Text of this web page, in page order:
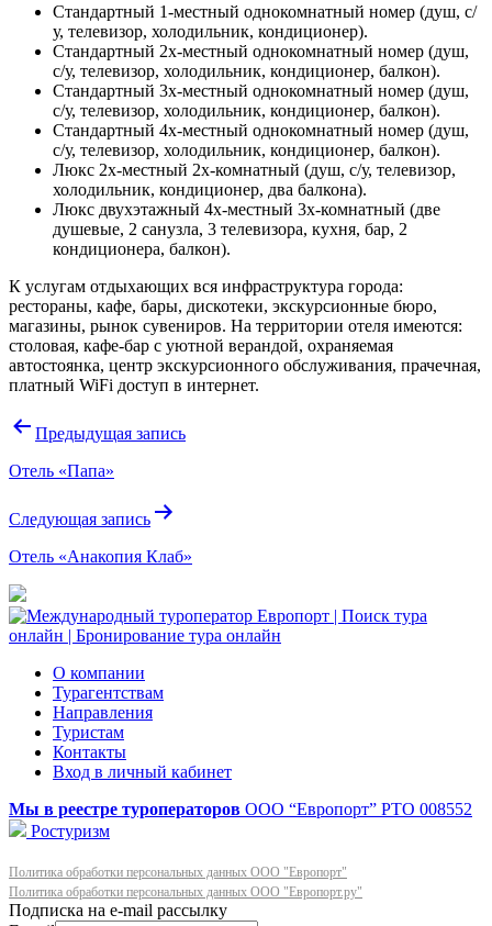
Стандартный 1-местный однокомнатный номер (душ, с/
у, телевизор, холодильник, кондиционер).
Стандартный 2х-местный однокомнатный номер (душ,
с/у, телевизор, холодильник, кондиционер, балкон).
Стандартный 3х-местный однокомнатный номер (душ,
с/у, телевизор, холодильник, кондиционер, балкон).
Стандартный 4х-местный однокомнатный номер (душ,
с/у, телевизор, холодильник, кондиционер, балкон).
Люкс 2х-местный 2х-комнатный (душ, с/у, телевизор,
холодильник, кондиционер, два балкона).
Люкс двухэтажный 4х-местный 3х-комнатный (две
душевые, 2 санузла, 3 телевизора, кухня, бар, 2
кондиционера, балкон).
К услугам отдыхающих вся инфраструктура города:
рестораны, кафе, бары, дискотеки, экскурсионные бюро,
магазины, рынок сувениров. На территории отеля имеются:
столовая, кафе-бар с уютной верандой, охраняемая
автостоянка, центр экскурсионного обслуживания, прачечная,
платный WiFi доступ в интернет.
Навигация
записям
Предыдущая запись
Отель «Папа»
Следующая запись
Отель «Анакопия Клаб»
О компании
Турагентствам
Направления
Туристам
Контакты
Вход в личный кабинет
Мы в реестре туроператоров ООО “Европорт” РТО 008552
Ростуризм
Политика обработки персональных данных ООО "Европорт"
Политика обработки персональных данных ООО "Европорт.ру"